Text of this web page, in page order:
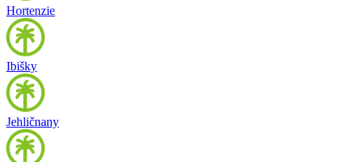
Hortenzie
Ibišky
Jehličnany